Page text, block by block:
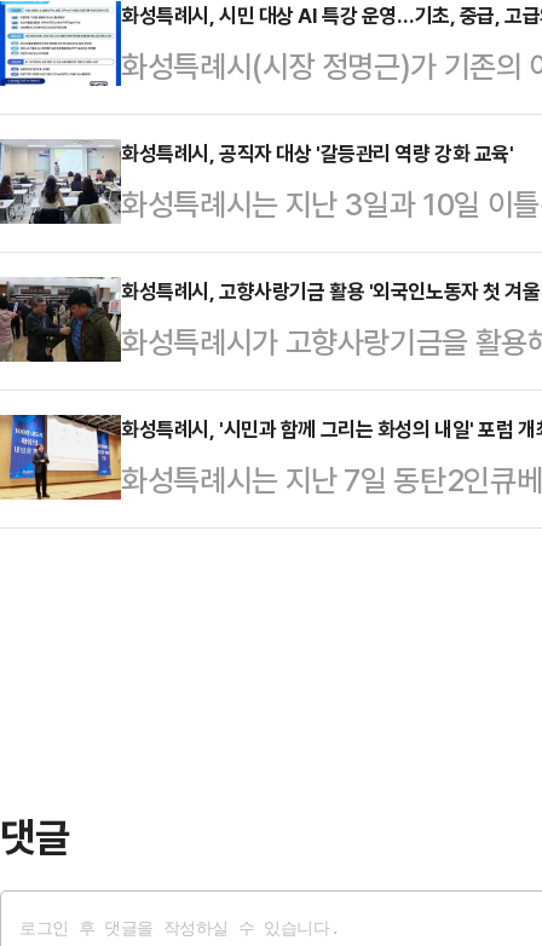
리에 마무리했다고 12일 밝혔다.이
AI 도시, 화성을 목표로 AI 기술을
이디어를 발굴하기 위해 추진됐다.
공모에는 시민 부문 61건, 공무원
며, 시는 1차 내부 심사와 2차 전문
화성특례시, 시민 대상 AI 특강 운영…기초, 중급, 고
화성특례시(시장 정명근)가 기존의
한 단계 발전시킨 실습 중심의
다고 11일 밝혔다.이번 특강은 AI
에 발맞춰 시민이 직접 인공지능 체
자, 재취업 준비자, 경력단절 여성,
라면 누구나 참여할 수 있다.교육
17회차로 진행되며, 기초, 중급, 고
화성특례시, 공직자 대상 '갈등관리 역량 강화 교육'
화성특례시는 지난 3일과 10일 이
대응 역량 강화를 위한 '갈등관리
교육은 화성특례시 공직자 100여
됐으며, 행정 현장에서 바로 적용할
됐다.강사로는 중앙부처와 지방자
문가인 단국대학교 분쟁해결연구
등관리 사례와 해결 전략을 공유했
유형 △갈등관리 시스템 이해 …
화성특례시, 고향사랑기금 활용 '외국인노동자 첫 겨
화성특례시가 고향사랑기금을 활
원에 나섰다.시는 화성특례시 고향
주관 '외국인노동자 첫 겨울나기 나
에서 개최됐다고 10일 밝혔다.이날
을 비롯해 시·도의원, 화성시외국
화성특례시, '시민과 함께 그리는 화성의 내일' 포럼 개
화성특례시는 지난 7일 동탄2인큐
화성의 내일을 묻다'를 부제로
댓글